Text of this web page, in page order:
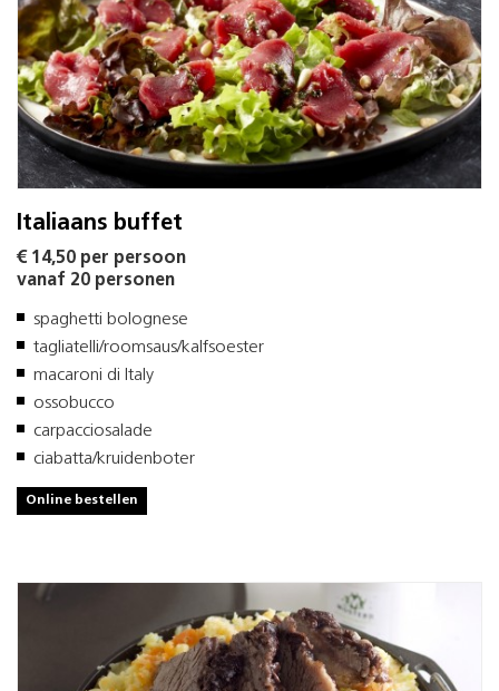
Italiaans buffet
€ 14,50 per persoon
vanaf 20 personen
spaghetti bolognese
tagliatelli/roomsaus/kalfsoester
macaroni di Italy
ossobucco
carpacciosalade
ciabatta/kruidenboter
Online bestellen